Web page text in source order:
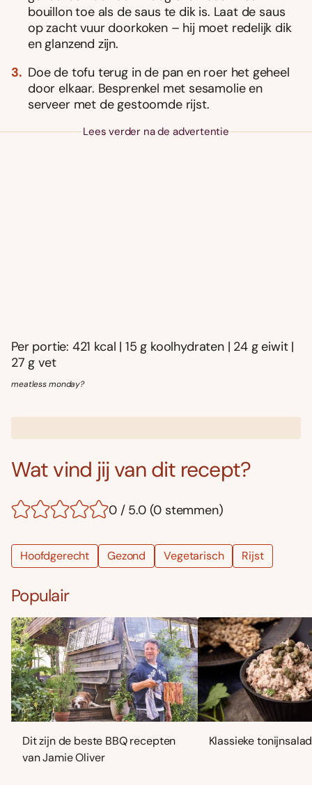
bouillon toe als de saus te dik is. Laat de saus
op zacht vuur doorkoken – hij moet redelijk dik
en glanzend zijn.
Doe de tofu terug in de pan en roer het geheel
door elkaar. Besprenkel met sesamolie en
serveer met de gestoomde rijst.
Lees verder na de advertentie
Per portie: 421 kcal | 15 g koolhydraten | 24 g eiwit |
27 g vet
meatless monday?
Wat vind jij van dit recept?
0 / 5.0 (0 stemmen)
Hoofdgerecht Gezond Vegetarisch Rijst
Populair
Dit zijn de beste BBQ recepten
van Jamie Oliver
Klassieke